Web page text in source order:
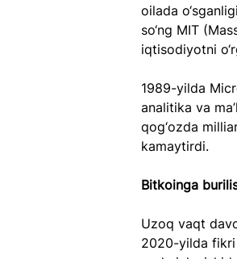
oilada
so‘ng MIT
iqtisodiyotni
1989-yilda
analitika va
qog‘ozda
kamaytirdi.
Bitkoinga
Uzoq vaqt
2020-yilda fikri